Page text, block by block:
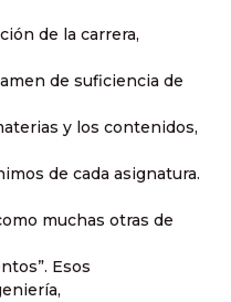
de la carrera,
de suficiencia de
y los contenidos,
de cada asignatura.
muchas otras de
Esos